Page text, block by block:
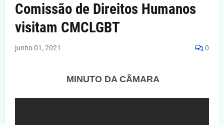
Comissão de Direitos Humanos
visitam CMCLGBT
junho 01, 2021 0
MINUTO DA CÂMARA